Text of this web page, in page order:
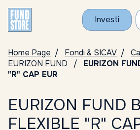
Investi
Home Page Fondi & SICAV
EURIZON FUND
EURIZON
"R" CAP EUR
EURIZON FUND
FLEXIBLE "R"